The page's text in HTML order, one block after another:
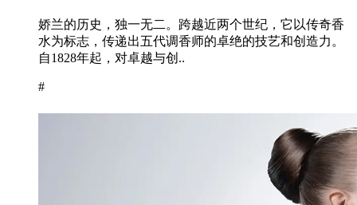
娇兰的历史，独一无二。跨越近两个世纪，它以传奇香
水为标志，传递出五代调香师的卓绝的技艺和创造力。
自1828年起，对卓越与创..
#